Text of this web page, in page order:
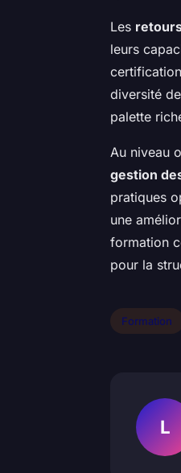
Les
leurs
diversité
palette
Au niveau
gestion
pratiques
une
formation
pour la
Formation
L